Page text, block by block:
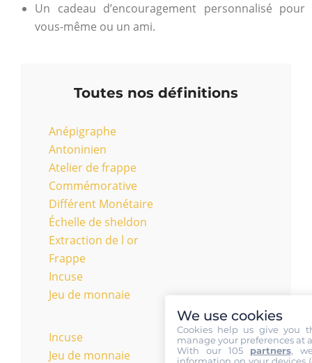
Un cadeau d’encouragement personnalisé pour
vous-même ou un ami.
Toutes nos définitions
Anépigraphe
Antoninien
Atelier de frappe
Commémorative
Différent Monétaire
Échelle de sheldon
Extraction de l or
Frappe
Incuse
Jeu de monnaie
Incuse
Jeu de monnaie
We use cookies
Cookies help us give you
manage your preferences at
With our 105 partners,
information on your devices